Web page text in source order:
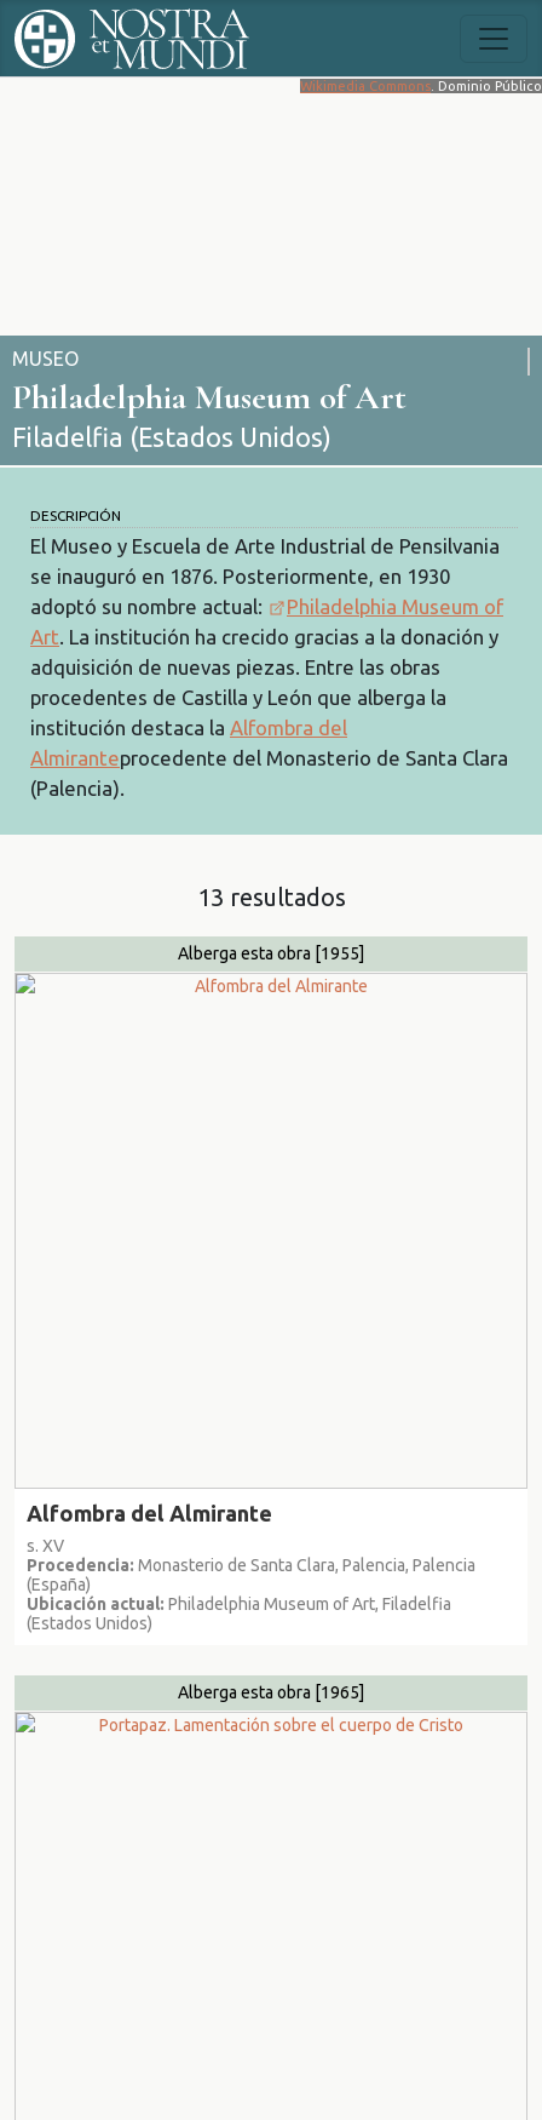
Wikimedia Commons . Dominio Público
MUSEO
Philadelphia Museum of Art
Filadelfia (Estados Unidos)
DESCRIPCIÓN
El Museo y Escuela de Arte Industrial de Pensilvania
se inauguró en 1876. Posteriormente, en 1930
adoptó su nombre actual:
Philadelphia Museum of
Art . La institución ha crecido gracias a la donación y
adquisición de nuevas piezas. Entre las obras
procedentes de Castilla y León que alberga la
institución destaca la Alfombra del
Almiranteprocedente del Monasterio de Santa Clara
(Palencia).
13 resultados
Alberga esta obra [1955]
Alfombra del Almirante
s. XV
Procedencia: Monasterio de Santa Clara, Palencia, Palencia
(España)
Ubicación actual: Philadelphia Museum of Art, Filadelfia
(Estados Unidos)
Alberga esta obra [1965]